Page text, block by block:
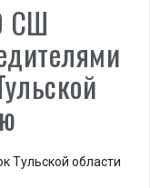
СШ
Тульской области